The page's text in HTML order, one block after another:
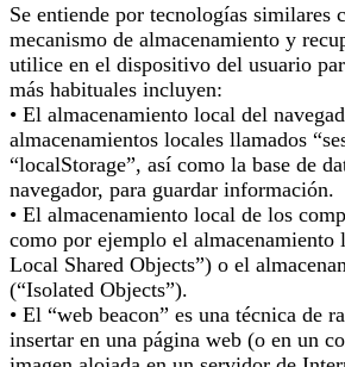
Se entiende por tecnologías similares
mecanismo de almacenamiento y
utilice en el dispositivo del usuario
más habituales incluyen:
• El almacenamiento local del
almacenamientos locales llamados
“localStorage”, así como la base de
navegador, para guardar información.
• El almacenamiento local de los
como por ejemplo el almacenamiento
Local Shared Objects”) o el
(“Isolated Objects”).
• El “web beacon” es una técnica de
insertar en una página web (o en un